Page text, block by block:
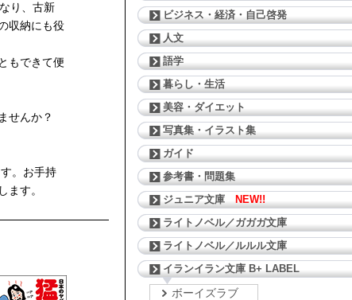
り、古新
収納にも役
もできて便
せんか？
。お手持
ます。
ビジネス・経済・自己啓発
人文
語学
暮らし・生活
美容・ダイエット
写真集・イラスト集
ガイド
参考書・問題集
ジュニア文庫
NEW!!
ライトノベル／ガガガ文庫
ライトノベル／ルルル文庫
イランイラン文庫 B+ LABEL
ボーイズラブ